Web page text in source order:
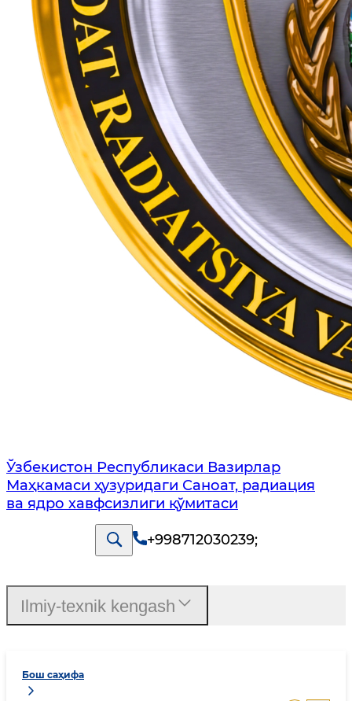
Ўзбекистон Республикаси Вазирлар
Маҳкамаси ҳузуридаги Саноат, радиация
ва ядро хавфсизлиги қўмитаси
+998712030239;
Бош саҳифа
Ilmiy-texnik kengash